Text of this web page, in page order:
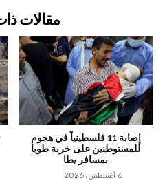
مقالات
إصابة 11 فلسطينياً في هجوم
للمستوطنين على خربة طوبا
بمسافر يطا
6 أغسطس، 2026